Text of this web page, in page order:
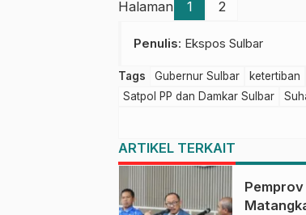
Halaman 1 2
Penulis: Ekspos Sulbar
Tags Gubernur Sulbar ketertiban
Satpol PP dan Damkar Sulbar
ARTIKEL TERKAIT